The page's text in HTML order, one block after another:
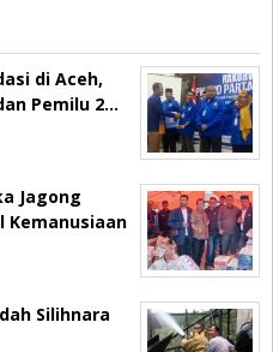
di Aceh,
Pemilu 2…
Jagong
Kemanusiaan
Silihnara